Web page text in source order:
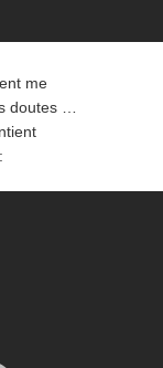
me
doutes …